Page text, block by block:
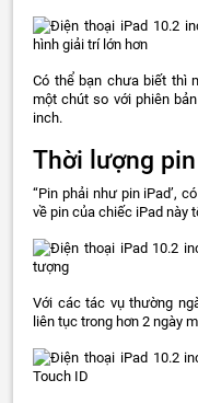
Có thể bạn chưa biết thì
một chút so với phiên
inch.
Thời lượng
“Pin phải như pin iPad’,
về pin của chiếc iPad này
Với các tác vụ thường
liên tục trong hơn 2 ngày